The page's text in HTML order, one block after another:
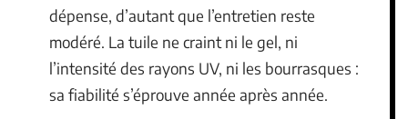
dépense, d’autant que l’entretien reste
modéré. La tuile ne craint ni le gel, ni
l’intensité des rayons UV, ni les bourrasques :
sa fiabilité s’éprouve année après année.